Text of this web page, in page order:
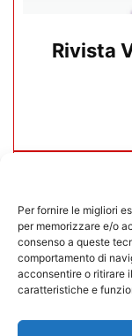
Per fornire le migliori
per memorizzare e/o
consenso a queste
comportamento di
acconsentire o ritirare
caratteristiche e
Rivista